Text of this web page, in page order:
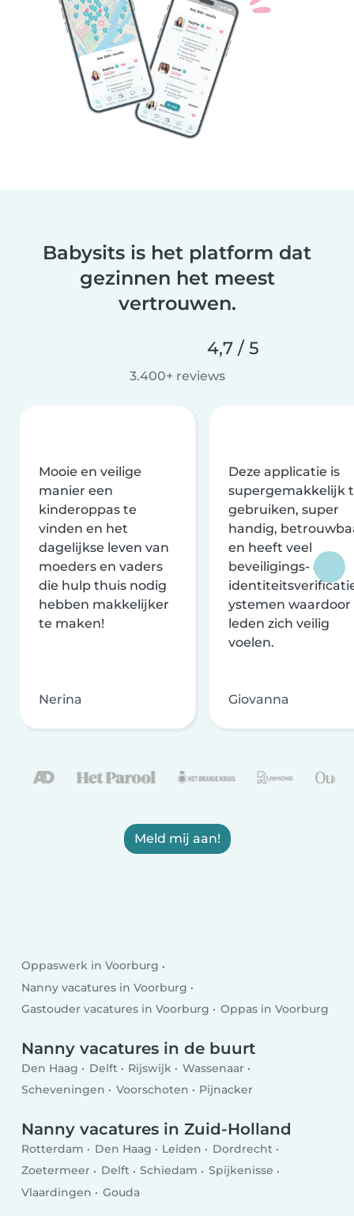
Babysits is het platform dat
gezinnen het meest
vertrouwen.
4,7 / 5
3.400+ reviews
Mooie en veilige
manier een
kinderoppas te
vinden en het
dagelijkse leven van
moeders en vaders
die hulp thuis nodig
hebben makkelijker
te maken!
Nerina
Deze applicatie is
supergemakkelijk
gebruiken, super
handig,
en heeft veel
beveiligings- en
ystemen waardoor
leden zich veilig
voelen.
Giovanna
Meld mij aan!
Oppaswerk in Voorburg
Nanny vacatures in Voorburg
Gastouder vacatures in Voorburg
Oppas in Voorburg
Nanny vacatures in de buurt
Den Haag Delft Rijswijk
Wassenaar
Scheveningen
Voorschoten Pijnacker
Nanny vacatures in Zuid-Holland
Rotterdam Den Haag Leiden
Dordrecht
Zoetermeer
Delft Schiedam
Spijkenisse
Vlaardingen
Gouda